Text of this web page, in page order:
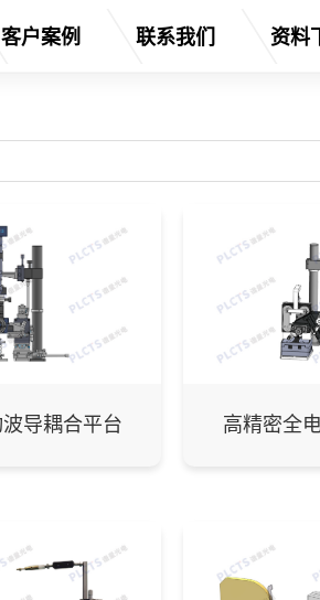
客户案例 联系我们 资料
导耦合平台 高精密全